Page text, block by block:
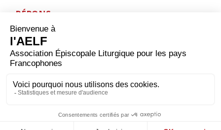
RÉPONS
V/Le Seigneur aime son peuple,
il donne aux humbles l'éclat de la victoire.
ORAISON
Seigneur, foyer brûlant de charité, accorde-nous une
que tout et d'aimer nos frères à cause de toi. Par Jésus,